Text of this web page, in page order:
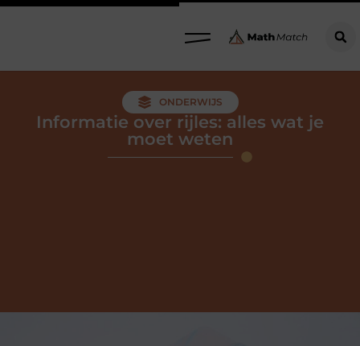
ONDERWIJS
Informatie over rijles: alles wat je
moet weten